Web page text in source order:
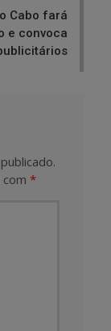
Cabo fará
e convoca
*